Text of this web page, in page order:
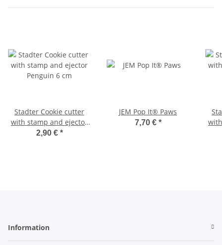
Stadter Cookie cutter
with stamp and ejector
Penguin 6 cm
2,90 € *
JEM Pop It® Paws
7,70 € *
Information